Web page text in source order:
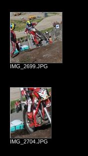
IMG_2699.JPG
IMG_2704.JPG